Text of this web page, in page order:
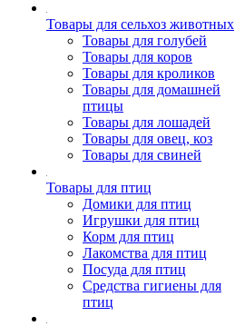
Товары для сельхоз животных
Товары для голубей
Товары для коров
Товары для кроликов
Товары для домашней
птицы
Товары для лошадей
Товары для овец, коз
Товары для свиней
Товары для птиц
Домики для птиц
Игрушки для птиц
Корм для птиц
Лакомства для птиц
Посуда для птиц
Средства гигиены для
птиц